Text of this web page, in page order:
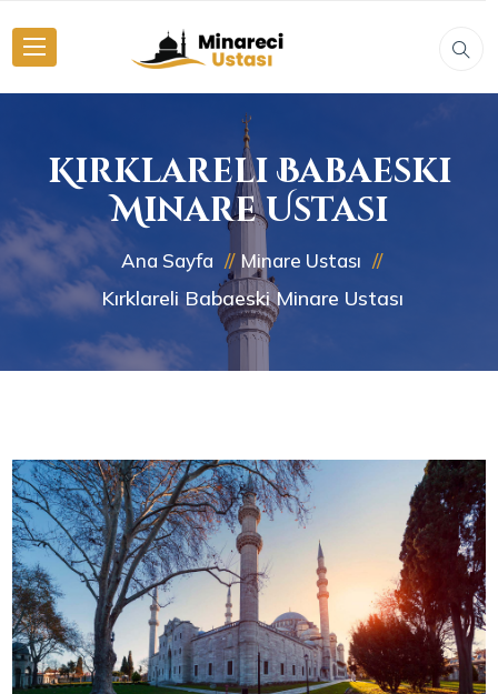
Kırklareli Babaeski
Minare Ustası
Ana Sayfa Minare Ustası
Kırklareli Babaeski Minare Ustası